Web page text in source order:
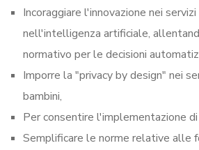
Incoraggiare l'innovazione nei
nell'intelligenza artificiale,
normativo per le decisioni
Imporre la "privacy by design" nei
bambini,
Per consentire l'implementazione
Semplificare le norme relative alle